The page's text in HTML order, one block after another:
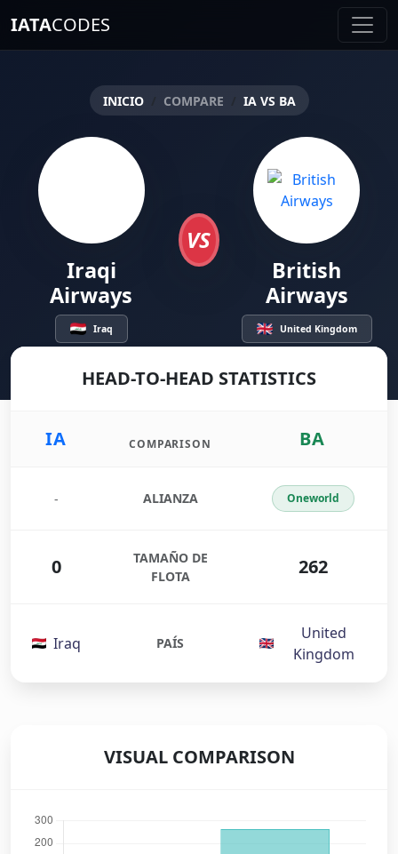
IATACODES
INICIO COMPARE IA VS BA
Iraqi
Airways
Iraq
VS
British
Airways
United Kingdom
HEAD-TO-HEAD STATISTICS
IA COMPARISON BA
- ALIANZA Oneworld
0
TAMAÑO DE
FLOTA
262
Iraq PAÍS
United
Kingdom
VISUAL COMPARISON